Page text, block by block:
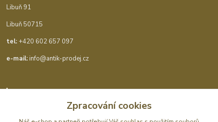
Libuň 91
Libuň 50715
tel: +420 602 657 097
e-mail:info@antik-prodej.cz
Kontakty
Zpracování cookies